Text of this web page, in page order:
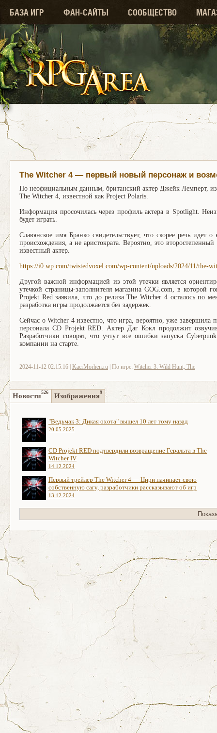
БАЗА ИГР ФАН-САЙТЫ СООБЩЕСТВО
The Witcher 4 — первый новый персонаж и
По неофициальным данным, британский актер Джейк Лемперт,
The Witcher 4, известной как Project Polaris.
Информация просочилась через профиль актера в Spotlight.
будет играть.
Славянское имя Бранко свидетельствует, что скорее речь
происхождения, а не аристократа. Вероятно, это
известный актер.
https://i0.wp.com/twistedvoxel.com/wp-content/uploads/2024/11/the-
Другой важной информацией из этой утечки является
утечкой страницы-заполнителя магазина GOG.com, в которой
Projekt Red заявила, что до релиза The Witcher 4 осталось по
разработка игры продолжается без задержек.
Сейчас о Witcher 4 известно, что игра, вероятно, уже
персонала CD Projekt RED. Актер Даг Кокл продолжит
Разработчики говорят, что учтут все ошибки запуска
компании на старте.
2024-11-12 02:15:16 | KaerMorhen.ru | По игре: Witcher 3: Wild Hunt, The
Новости526 Изображения9
"Ведьмак 3: Дикая охота" вышел 10 лет тому назад
20.05.2025
CD Projekt RED подтвердили возвращение Геральта в The
Witcher IV
14.12.2024
Первый трейлер The Witcher 4 — Цири начинает свою
собственную сагу, разработчики рассказывают об игр
13.12.2024